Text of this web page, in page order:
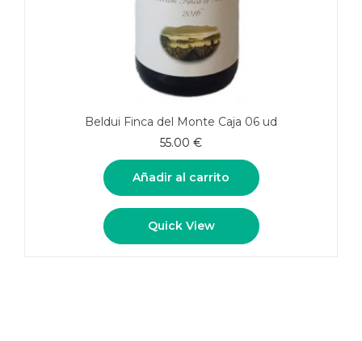
Beldui Finca del Monte Caja 06 ud
55.00 €
Añadir al carrito
Quick View